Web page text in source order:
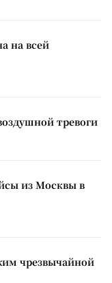
на всей
тревоги
из Москвы в
чрезвычайной